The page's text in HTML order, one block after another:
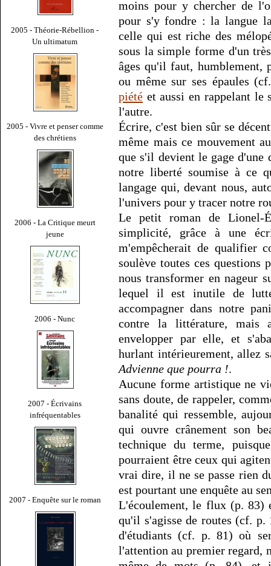
2005 - Théorie-Rébellion -
Un ultimatum
2005 - Vivre et penser comme
des chrétiens
2006 - La Critique meurt
jeune
2006 - Nunc
2007 - Écrivains
infréquentables
2007 - Enquête sur le roman
moins pour y chercher de
pour s'y fondre : la langue
celle qui est riche des
sous la simple forme d'un
âges qu'il faut, humblement,
ou même sur ses épaules
piété et aussi en rappelant le
l'autre.
Écrire, c'est bien sûr se
même mais ce mouvement
que s'il devient le gage d'une
notre liberté soumise à ce
langage qui, devant nous,
l'univers pour y tracer notre
Le petit roman de Lionel-
simplicité, grâce à une
m'empêcherait de qualifier
soulève toutes ces questions
nous transformer en nageur
lequel il est inutile de
accompagner dans notre
contre la littérature, mais
envelopper par elle, et
hurlant intérieurement, allez
Advienne que pourra !.
Aucune forme artistique ne
sans doute, de rappeler,
banalité qui ressemble,
qui ouvre crânement son
technique du terme,
pourraient être ceux qui
vrai dire, il ne se passe rien
est pourtant une enquête au
L'écoulement, le flux (p. 83)
qu'il s'agisse de routes (cf. p.
d'étudiants (cf. p. 81) où
l'attention au premier regard,